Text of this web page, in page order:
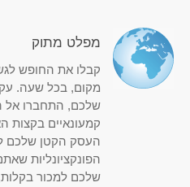
מפלט מתוק
קבלו את החופש
מקום, בכל שעה.
שלכם, התחברו אל
העסק הקטן שלכם
הפונקציונליות
שלכם למכור